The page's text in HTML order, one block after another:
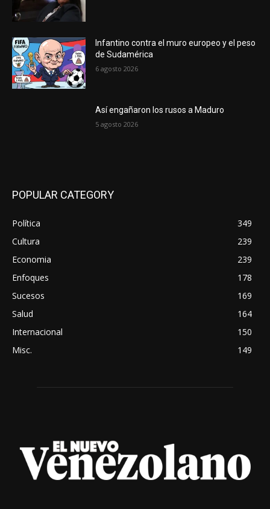
Infantino contra el muro europeo y el peso
de Sudamérica
6 agosto 2026
Así engañaron los rusos a Maduro
5 agosto 2026
POPULAR CATEGORY
Política
349
Cultura
239
Economia
239
Enfoques
178
Sucesos
169
Salud
164
Internacional
150
Misc.
149